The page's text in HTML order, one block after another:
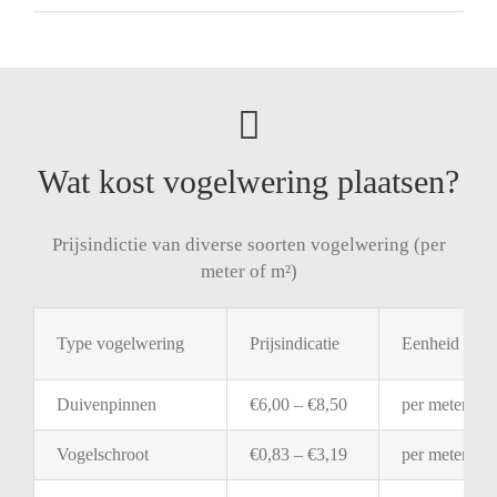
Wat kost vogelwering plaatsen?
Prijsindictie van diverse soorten vogelwering (per
meter of m²)
Type vogelwering Prijsindicatie Eenheid
Duivenpinnen €6,00 – €8,50 permeter
Vogelschroot €0,83 – €3,19 permeter